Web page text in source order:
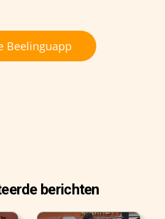
Beelinguapp
berichten